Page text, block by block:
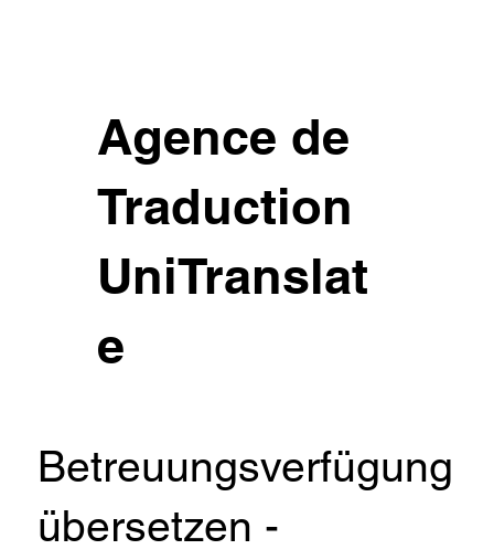
Agence de
Traduction
UniTranslat
e
Betreuungsverfügung
übersetzen -